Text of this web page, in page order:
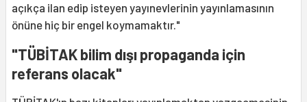
açıkça ilan edip isteyen yayınevlerinin yayınlamasının
önüne hiç bir engel koymamaktır."
"TÜBİTAK bilim dışı propaganda için
referans olacak"